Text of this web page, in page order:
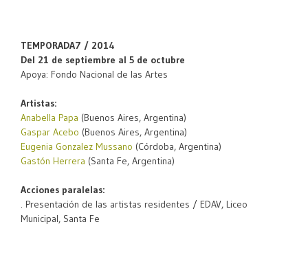
TEMPORADA7 / 2014
Del 21 de septiembre al 5 de octubre
Apoya: Fondo Nacional de las Artes
Artistas:
Anabella Papa (Buenos Aires, Argentina)
Gaspar Acebo (Buenos Aires, Argentina)
Eugenia Gonzalez Mussano (Córdoba, Argentina)
Gastón Herrera (Santa Fe, Argentina)
Acciones paralelas:
. Presentación de las artistas residentes / EDAV, Liceo
Municipal, Santa Fe